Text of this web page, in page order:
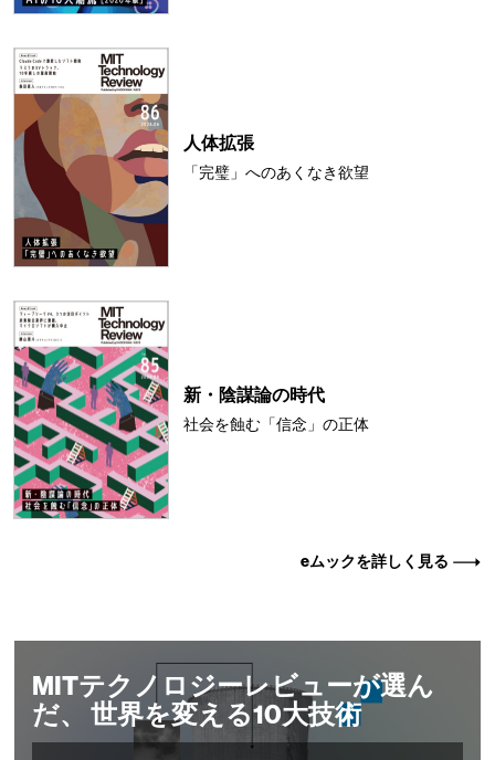
人体拡張
「完璧」へのあくなき欲望
新・陰謀論の時代
社会を蝕む「信念」の正体
eムックを詳しく見る
MITテクノロジーレビューが選ん
だ、 世界を変える10大技術